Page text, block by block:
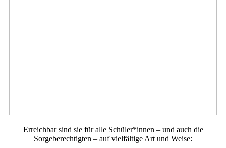
Erreichbar sind sie für alle Schüler*innen – und auch die
Sorgeberechtigten – auf vielfältige Art und Weise: